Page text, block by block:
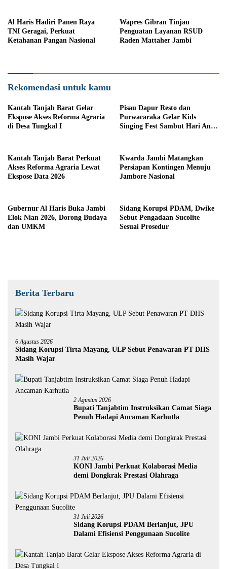
Al Haris Hadiri Panen Raya
TNI Geragai, Perkuat
Ketahanan Pangan Nasional
Wapres Gibran Tinjau
Penguatan Layanan RSUD
Raden Mattaher Jambi
Rekomendasi untuk kamu
Kantah Tanjab Barat Gelar
Ekspose Akses Reforma Agraria
di Desa Tungkal I
Pisau Dapur Resto dan
Purwacaraka Gelar Kids
Singing Fest Sambut Hari Anak
Kantah Tanjab Barat Perkuat
Akses Reforma Agraria Lewat
Ekspose Data 2026
Kwarda Jambi Matangkan
Persiapan Kontingen Menuju
Jambore Nasional
Gubernur Al Haris Buka Jambi
Elok Nian 2026, Dorong Budaya
dan UMKM
Sidang Korupsi PDAM, Dwike
Sebut Pengadaan Sucolite
Sesuai Prosedur
Berita Terbaru
6 Agustus 2026
Sidang Korupsi Tirta Mayang, ULP Sebut Penawaran PT DHS
Masih Wajar
2 Agustus 2026
Bupati Tanjabtim Instruksikan Camat Siaga
Penuh Hadapi Ancaman Karhutla
31 Juli 2026
KONI Jambi Perkuat Kolaborasi Media
demi Dongkrak Prestasi Olahraga
31 Juli 2026
Sidang Korupsi PDAM Berlanjut, JPU
Dalami Efisiensi Penggunaan Sucolite